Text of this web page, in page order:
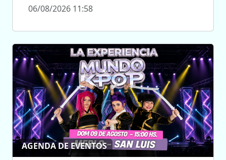
06/08/2026 11:58
AGENDA DE EVENTOS